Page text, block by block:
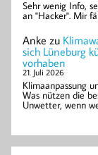
Sehr wenig Info,
an "Hacker". Mir
Anke zu
sich Lüneburg
vorhaben
21. Juli 2026
Klimaanpassung
Was nützen die
Unwetter, wenn